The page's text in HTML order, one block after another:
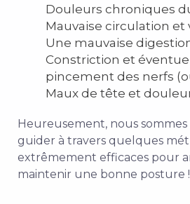
Douleurs chroniques
Mauvaise circulation et
Une mauvaise
Constriction et
pincement des nerfs
Maux de tête et
Heureusement, nous
guider à travers quelques
extrêmement efficaces pour
maintenir une bonne posture !